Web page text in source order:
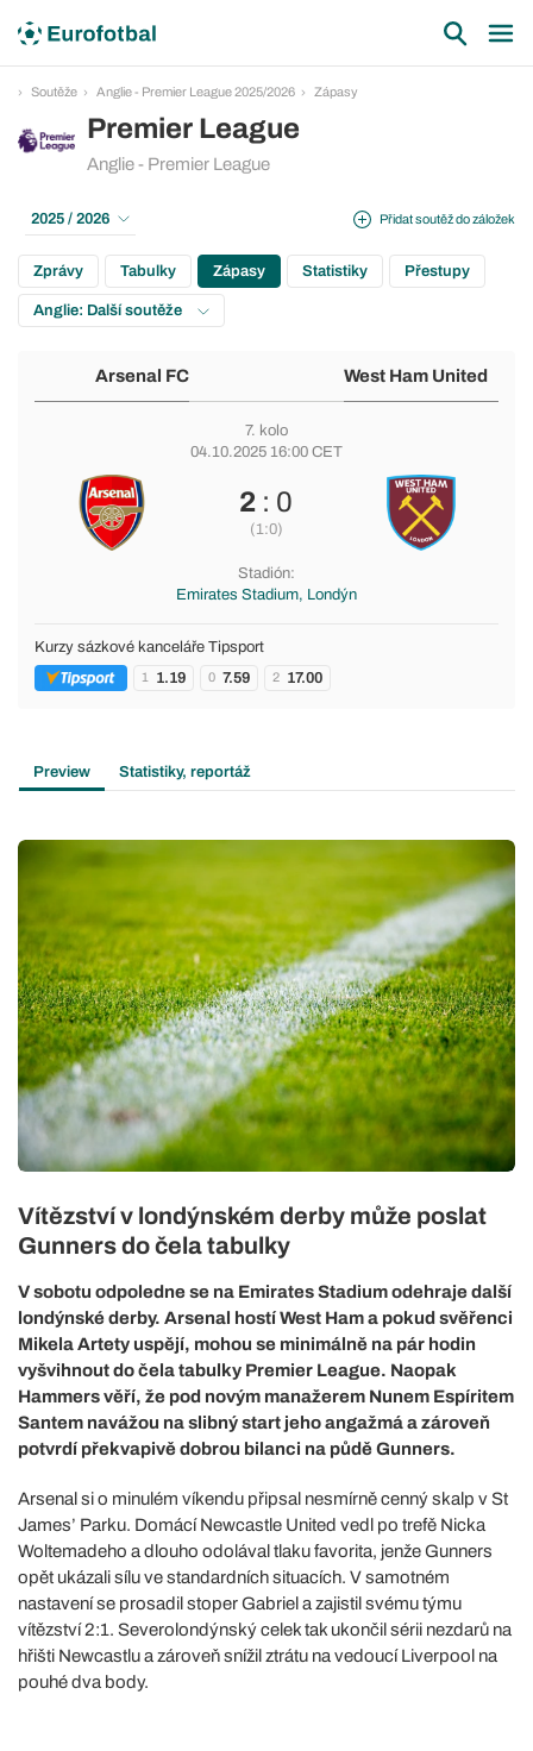
Soutěže Anglie - Premier League 2025/2026 Zápasy
Premier League
Anglie - Premier League
Přidat soutěž do záložek
2025 / 2026
Zprávy Tabulky Zápasy Statistiky Přestupy
Anglie: Další soutěže
Arsenal FC West Ham United
7. kolo
04.10.2025 16:00 CET
2 : 0
(1:0)
Stadión:
Emirates Stadium, Londýn
Kurzy sázkové kanceláře Tipsport
1 1.19 0 7.59 2 17.00
Preview Statistiky, reportáž
Vítězství v londýnském derby může poslat
Gunners do čela tabulky
V sobotu odpoledne se na Emirates Stadium odehraje další
londýnské derby. Arsenal hostí West Ham a pokud svěřenci
Mikela Artety uspějí, mohou se minimálně na pár hodin
vyšvihnout do čela tabulky Premier League. Naopak
Hammers věří, že pod novým manažerem Nunem Espíritem
Santem navážou na slibný start jeho angažmá a zároveň
potvrdí překvapivě dobrou bilanci na půdě Gunners.
Arsenal si o minulém víkendu připsal nesmírně cenný skalp v St
James’ Parku. Domácí Newcastle United vedl po trefě Nicka
Woltemadeho a dlouho odolával tlaku favorita, jenže Gunners
opět ukázali sílu ve standardních situacích. V samotném
nastavení se prosadil stoper Gabriel a zajistil svému týmu
vítězství 2:1. Severolondýnský celek tak ukončil sérii nezdarů na
hřišti Newcastlu a zároveň snížil ztrátu na vedoucí Liverpool na
pouhé dva body.